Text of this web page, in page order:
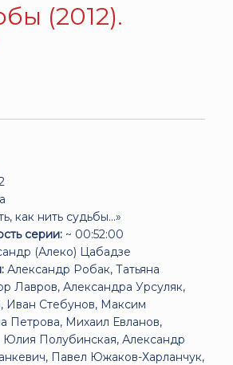
(2012).
как нить судьбы...»
серии: ~ 00:52:00
(Алеко) Цабадзе
Александр Робак, Татьяна
Лавров, Александра Урсуляк,
Иван Стебунов, Максим
Петрова, Михаил Евланов,
Юлия Полубинская, Александр
Павел Южаков-Харланчук,